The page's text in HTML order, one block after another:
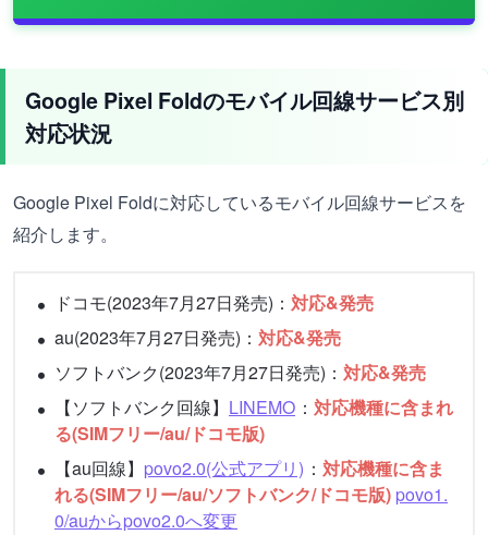
Google Pixel Foldのモバイル回線サービス別
対応状況
Google Pixel Foldに対応しているモバイル回線サービスを
紹介します。
ドコモ(2023年7月27日発売)： 対応&発売
au(2023年7月27日発売)： 対応&発売
ソフトバンク(2023年7月27日発売)： 対応&発売
【ソフトバンク回線】 LINEMO ： 対応機種に含まれ
る(SIMフリー/au/ドコモ版)
【au回線】 povo2.0(公式アプリ) ： 対応機種に含ま
れる(SIMフリー/au/ソフトバンク/ドコモ版) povo1.
0/auからpovo2.0へ変更